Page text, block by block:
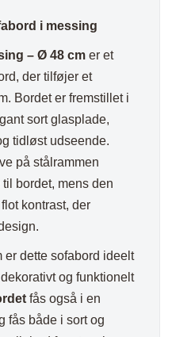
i messing
– Ø 48 cm er et
der tilføjer et
Bordet er fremstillet i
sort glasplade,
tidløst udseende.
på stålrammen
bordet, mens den
kontrast, der
er dette sofabord ideelt
og funktionelt
fås også i en
fås både i sort og